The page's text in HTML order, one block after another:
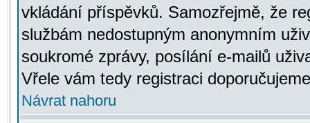
vkládání příspěvků. Samozřejmě, že
službám nedostupným anonymním
soukromé zprávy, posílání e-mailů
Vřele vám tedy registraci
Návrat nahoru